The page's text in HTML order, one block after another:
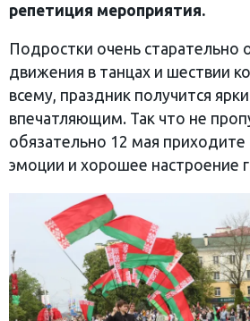
репетиция мероприятия.
Подростки очень старательно
движения в танцах и шествии
всему, праздник получится
впечатляющим. Так что не
обязательно 12 мая
эмоции и хорошее настроение